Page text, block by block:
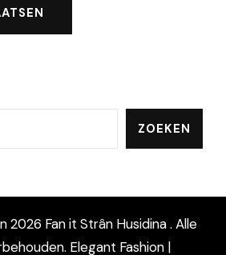
ZOEKEN
2026 Fan it Strân Husidina. Alle
Elegant Fashion |